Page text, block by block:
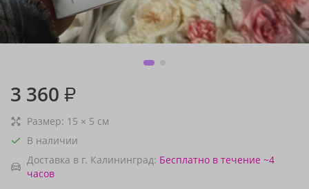
3 360 ₽
Размер: 15 × 5 см
В наличии
Доставка в г. Калининград: Бесплатно в течение ~4
часов